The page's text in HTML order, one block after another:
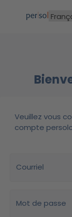
Veuillez vous
compte
Courriel
Mot de passe